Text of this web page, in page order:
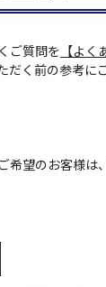
ご質問を 【よく
く前の参考に
希望のお客様は